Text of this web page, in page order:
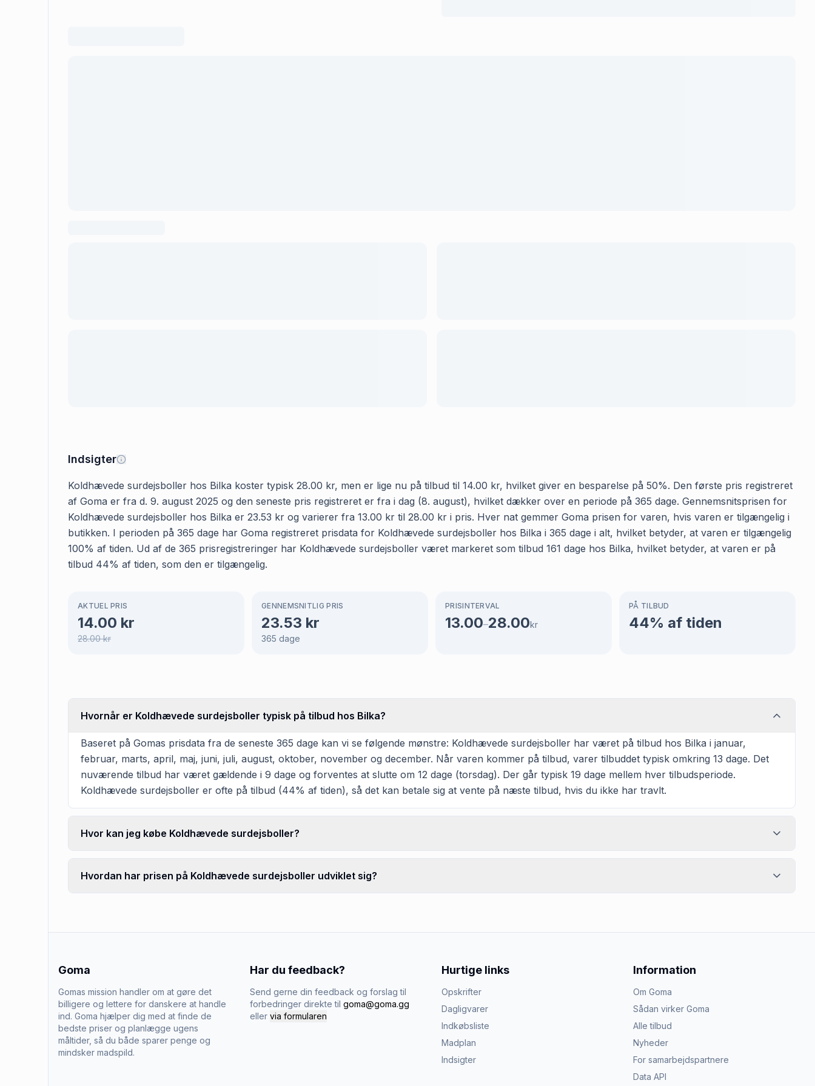
Indsigter
Koldhævede surdejsboller hos Bilka koster typisk 28.00 kr, men er lige nu på tilbud til 14.00 kr, hvilket giver en besparelse på 50%. Den første pris registreret
af Goma er fra d. 9. august 2025 og den seneste pris registreret er fra i dag (8. august), hvilket dækker over en periode på 365 dage. Gennemsnitsprisen for
Koldhævede surdejsboller hos Bilka er 23.53 kr og varierer fra 13.00 kr til 28.00 kr i pris. Hver nat gemmer Goma prisen for varen, hvis varen er tilgængelig i
butikken. I perioden på 365 dage har Goma registreret prisdata for Koldhævede surdejsboller hos Bilka i 365 dage i alt, hvilket betyder, at varen er tilgængelig
100% af tiden. Ud af de 365 prisregistreringer har Koldhævede surdejsboller været markeret som tilbud 161 dage hos Bilka, hvilket betyder, at varen er på
tilbud 44% af tiden, som den er tilgængelig.
AKTUEL PRIS
14.00 kr
28.00kr
GENNEMSNITLIG PRIS
23.53 kr
365 dage
PRISINTERVAL
13.00–28.00kr
PÅ TILBUD
44% af tiden
Hvornår er Koldhævede surdejsboller typisk på tilbud hos Bilka?
Baseret på Gomas prisdata fra de seneste 365 dage kan vi se følgende mønstre: Koldhævede surdejsboller har været på tilbud hos Bilka i januar,
februar, marts, april, maj, juni, juli, august, oktober, november og december. Når varen kommer på tilbud, varer tilbuddet typisk omkring 13 dage. Det
nuværende tilbud har været gældende i 9 dage og forventes at slutte om 12 dage (torsdag). Der går typisk 19 dage mellem hver tilbudsperiode.
Koldhævede surdejsboller er ofte på tilbud (44% af tiden), så det kan betale sig at vente på næste tilbud, hvis du ikke har travlt.
Hvor kan jeg købe Koldhævede surdejsboller?
Hvordan har prisen på Koldhævede surdejsboller udviklet sig?
Goma
Gomas mission handler om at gøre det
billigere og lettere for danskere at handle
ind. Goma hjælper dig med at finde de
bedste priser og planlægge ugens
måltider, så du både sparer penge og
mindsker madspild.
Har du feedback?
Send gerne din feedback og forslag til
forbedringer direkte til goma@goma.gg
eller via formularen
Hurtige links
Opskrifter
Dagligvarer
Indkøbsliste
Madplan
Indsigter
Information
Om Goma
Sådan virker Goma
Alle tilbud
Nyheder
For samarbejdspartnere
Data API